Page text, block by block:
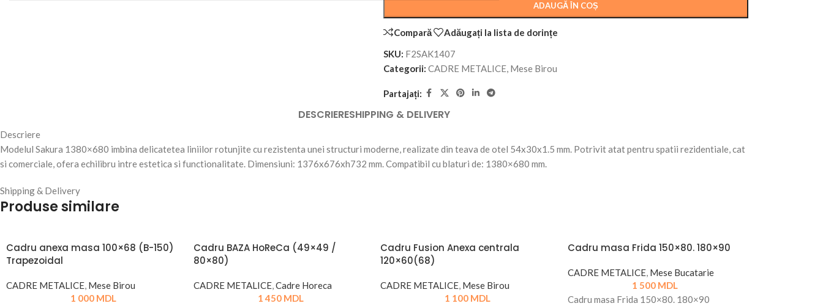
ADAUGĂ ÎN COȘ
Compară
Adăugați la lista de dorințe
SKU: F2SAK1407
Categorii: CADRE METALICE, Mese Birou
Partajați:
DESCRIERESHIPPING & DELIVERY
Descriere
Modelul Sakura 1380×680 imbina delicatetea liniilor rotunjite cu rezistenta unei structuri moderne, realizate din teava de otel 54x30x1.5 mm. Potrivit atat pentru spatii rezidentiale, cat
si comerciale, ofera echilibru intre estetica si functionalitate. Dimensiuni: 1376x676xh732 mm. Compatibil cu blaturi de: 1380×680 mm.
Shipping & Delivery
Produse similare
Cadru anexa masa 100×68 (B-150)
Trapezoidal
CADRE METALICE, Mese Birou
1 000 MDL
Cadru BAZA HoReCa (49×49 /
80×80)
CADRE METALICE,Cadre Horeca
1 450 MDL
Cadru Fusion Anexa centrala
120×60(68)
CADRE METALICE, Mese Birou
1 100 MDL
Cadru masa Frida 150×80. 180×90
CADRE METALICE, Mese Bucatarie
1 500 MDL
Cadru masa Frida 150×80. 180×90